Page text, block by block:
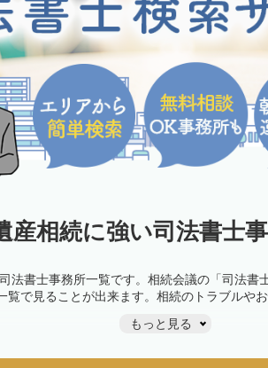
産相続に強い司法書士
法書士事務所一覧です。相続会議の「司法書
覧で見ることが出来ます。相続のトラブルや
もっと見る